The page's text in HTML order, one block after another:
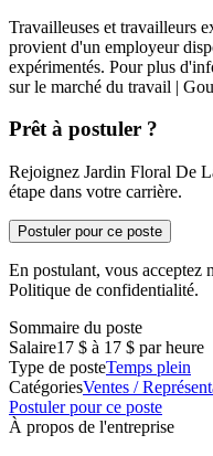
Travailleuses et travailleurs
provient d'un employeur
expérimentés. Pour plus
sur le marché du travail |
Prêt à postuler ?
Rejoignez Jardin Floral De
étape dans votre carrière.
Postuler pour ce poste
En postulant, vous acceptez
Politique de confidentialité.
Sommaire du poste
Salaire17 $ à 17 $ par heure
Type de posteTemps plein
CatégoriesVentes /
Postuler pour ce poste
À propos de l'entreprise